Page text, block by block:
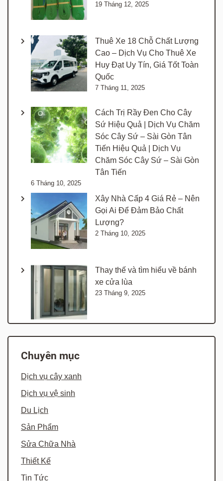
19 Tháng 12, 2025
Thuê Xe 18 Chỗ Chất Lượng
Cao – Dịch Vụ Cho Thuê Xe
Huy Đạt Uy Tín, Giá Tốt Toàn
Quốc
7 Tháng 11, 2025
Cách Trị Rầy Đen Cho Cây
Sứ Hiệu Quả | Dịch Vụ Chăm
Sóc Cây Sứ – Sài Gòn Tân
Tiến Hiệu Quả | Dịch Vụ
Chăm Sóc Cây Sứ – Sài Gòn
Tân Tiến
6 Tháng 10, 2025
Xây Nhà Cấp 4 Giá Rẻ – Nên
Gọi Ai Để Đảm Bảo Chất
Lượng?
2 Tháng 10, 2025
Thay thế và tìm hiểu về bánh
xe cửa lùa
23 Tháng 9, 2025
Chuyên mục
Dịch vụ cây xanh
Dịch vụ vệ sinh
Du Lịch
Sản Phẩm
Sửa Chữa Nhà
Thiết Kế
Tin Tức